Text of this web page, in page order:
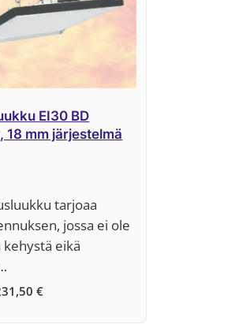
EI30 BD
18 mm järjestelmä
tarjoaa
jossa ei ole
kehystä eikä
€